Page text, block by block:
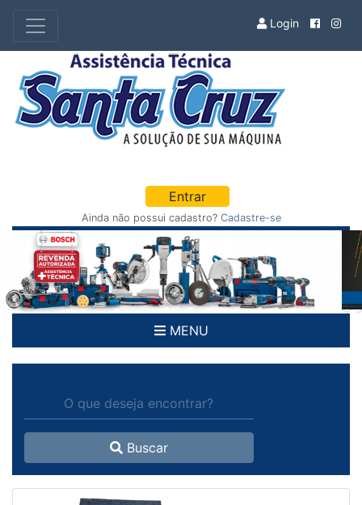
Login
Entrar
Ainda não possui cadastro? Cadastre-se
Previous Next
MENU
Buscar